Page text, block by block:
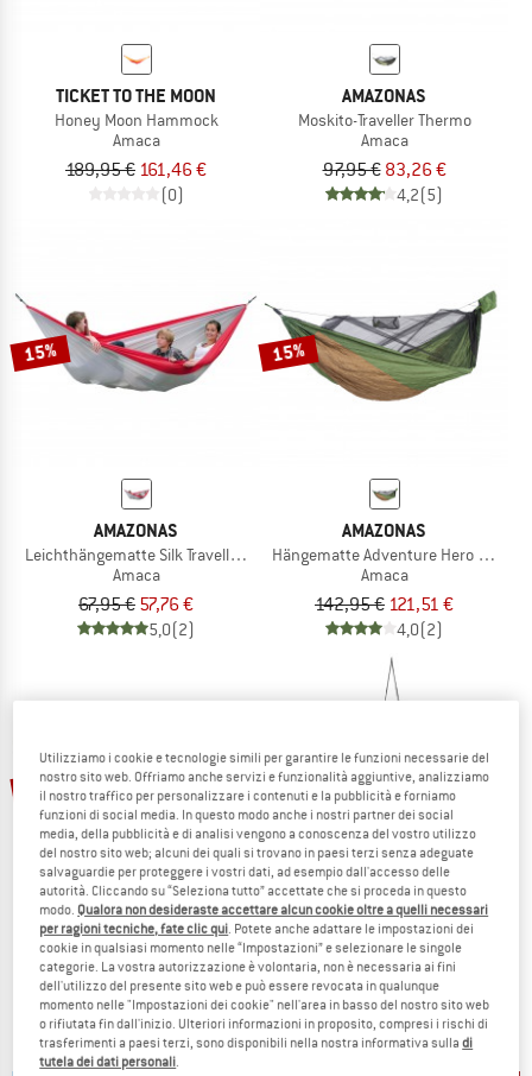
TICKET TO THE MOON
Honey Moon Hammock
Amaca
189,95 € 161,46 €
(0)
AMAZONAS
Moskito-Traveller Thermo
Amaca
97,95 € 83,26 €
4,2(5)
15%
AMAZONAS
Leichthängematte Silk Traveller XXL
Amaca
67,95 € 57,76 €
5,0(2)
15%
AMAZONAS
Hängematte Adventure Hero XXL
Amaca
142,95 € 121,51 €
4,0(2)
15%
SNUGPAK
Hängematte Tropical
Amaca
74,95 €63,71 €
(0)
15%
TICKET TO THE MOON
Mini Moonchair
Amaca
59,95 €50,96 €
Utilizziamo i cookie e tecnologie simili per garantire le funzioni necessarie del
nostro sito web. Offriamo anche servizi e funzionalità aggiuntive, analizziamo
il nostro traffico per personalizzare i contenuti e la pubblicità e forniamo
funzioni di social media. In questo modo anche i nostri partner dei social
media, della pubblicità e di analisi vengono a conoscenza del vostro utilizzo
del nostro sito web; alcuni dei quali si trovano in paesi terzi senza adeguate
salvaguardie per proteggere i vostri dati, ad esempio dall'accesso delle
autorità. Cliccando su “Seleziona tutto” accettate che si proceda in questo
modo. Qualora non desideraste accettare alcun cookie oltre a quelli necessari
per ragioni tecniche, fate clic qui. Potete anche adattare le impostazioni dei
cookie in qualsiasi momento nelle “Impostazioni” e selezionare le singole
categorie. La vostra autorizzazione è volontaria, non è necessaria ai fini
dell'utilizzo del presente sito web e può essere revocata in qualunque
momento nelle "Impostazioni dei cookie" nell'area in basso del nostro sito web
o rifiutata fin dall'inizio. Ulteriori informazioni in proposito, compresi i rischi di
trasferimenti a paesi terzi, sono disponibili nella nostra informativa sulladi
tutela dei dati personali.